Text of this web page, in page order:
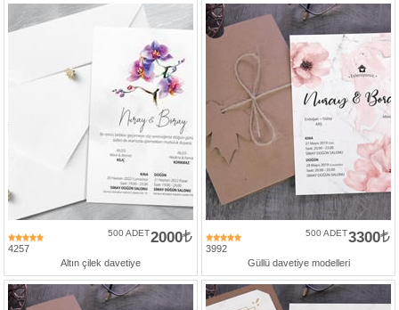
4257
2000
500 ADET
Altın çilek davetiye
3992
3300
500 ADET
Güllü davetiye modelleri